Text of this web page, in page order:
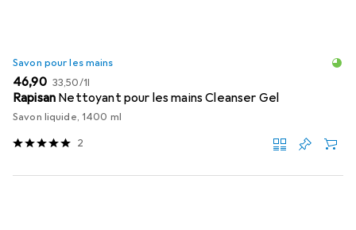
Savon pour les mains
EUR
46,90 EUR
33,50/1l
Rapisan Nettoyant pour les mains Cleanser Gel
Savon liquide, 1400 ml
2